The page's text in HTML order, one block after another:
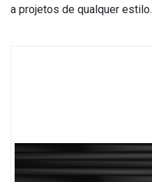
a projetos de qualquer estilo.